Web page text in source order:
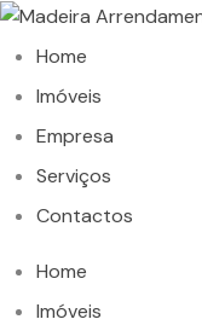
Home
Imóveis
Empresa
Serviços
Contactos
Home
Imóveis